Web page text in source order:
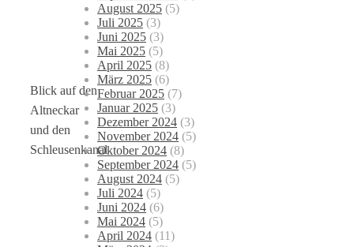
Blick auf den
Altneckar
und den
Schleusenkanal
August 2025 (5)
Juli 2025 (3)
Juni 2025 (3)
Mai 2025 (5)
April 2025 (8)
März 2025 (6)
Februar 2025 (7)
Januar 2025 (3)
Dezember 2024 (3)
November 2024 (5)
Oktober 2024 (8)
September 2024 (5)
August 2024 (5)
Juli 2024 (5)
Juni 2024 (6)
Mai 2024 (5)
April 2024 (11)